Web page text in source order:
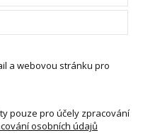
a webovou stránku pro
pouze pro účely zpracování
osobních údajů